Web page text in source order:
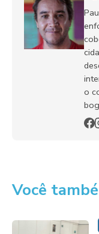
o
Você